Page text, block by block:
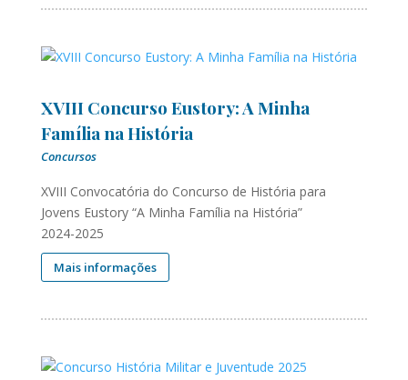
XVIII Concurso Eustory: A Minha
Família na História
Concursos
XVIII Convocatória do Concurso de História para
Jovens Eustory “A Minha Família na História”
2024-2025
Mais informações